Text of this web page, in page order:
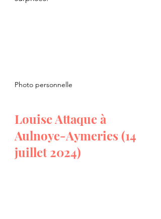
Photo personnelle
Louise Attaque à
Aulnoye-Aymeries (14
juillet 2024)